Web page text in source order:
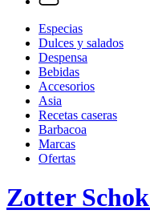
Especias
Dulces y salados
Despensa
Bebidas
Accesorios
Asia
Recetas caseras
Barbacoa
Marcas
Ofertas
Zotter